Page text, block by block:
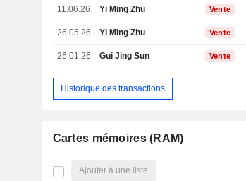
11.06.26 Yi Ming Zhu Vente
26.05.26 Yi Ming Zhu Vente
26.01.26 Gui Jing Sun Vente
Historique des transactions
Cartes mémoires (RAM)
Ajouter à une liste